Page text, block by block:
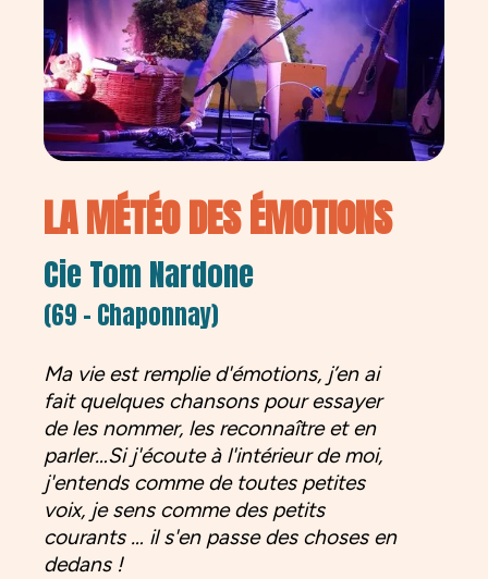
LA MÉTÉO DES ÉMOTIONS
Cie Tom Nardone
(69 - Chaponnay)
Ma vie est remplie d'émotions, j’en ai
fait quelques chansons pour essayer
de les nommer, les reconnaître et en
parler…Si j'écoute à l'intérieur de moi,
j'entends comme de toutes petites
voix, je sens comme des petits
courants … il s'en passe des choses en
dedans !